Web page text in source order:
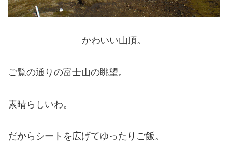
かわいい山頂。
ご覧の通りの富士山の眺望。
素晴らしいわ。
だからシートを広げてゆったりご飯。